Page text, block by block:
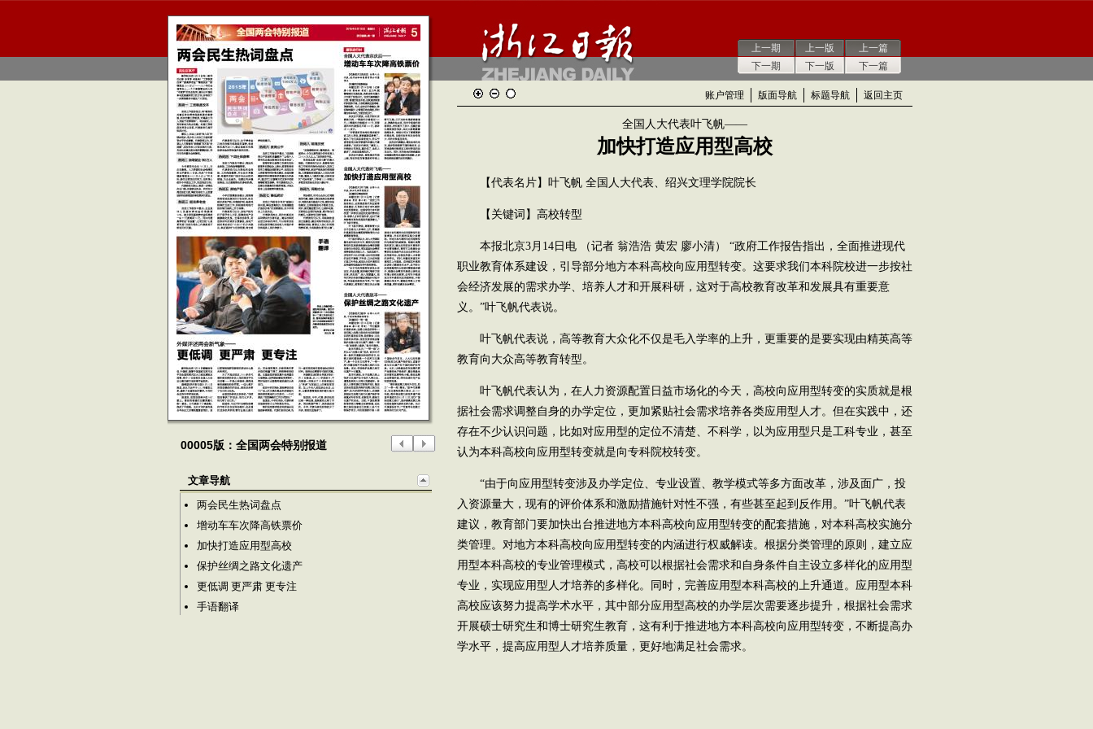
上一期
下一期
上一版
下一版
上一篇
下一篇
00005版：全国两会特别报道
文章导航
两会民生热词盘点
增动车车次降高铁票价
加快打造应用型高校
保护丝绸之路文化遗产
更低调 更严肃 更专注
手语翻译
账户管理 版面导航 标题导航 返回主页
全国人大代表叶飞帆——
加快打造应用型高校
【代表名片】叶飞帆 全国人大代表、绍兴文理学院院长
【关键词】高校转型
本报北京3月14日电 （记者 翁浩浩 黄宏 廖小清） “政府工作报告指出，全面推进现代
职业教育体系建设，引导部分地方本科高校向应用型转变。这要求我们本科院校进一步按社
会经济发展的需求办学、培养人才和开展科研，这对于高校教育改革和发展具有重要意
义。”叶飞帆代表说。
叶飞帆代表说，高等教育大众化不仅是毛入学率的上升，更重要的是要实现由精英高等
教育向大众高等教育转型。
叶飞帆代表认为，在人力资源配置日益市场化的今天，高校向应用型转变的实质就是根
据社会需求调整自身的办学定位，更加紧贴社会需求培养各类应用型人才。但在实践中，还
存在不少认识问题，比如对应用型的定位不清楚、不科学，以为应用型只是工科专业，甚至
认为本科高校向应用型转变就是向专科院校转变。
“由于向应用型转变涉及办学定位、专业设置、教学模式等多方面改革，涉及面广，投
入资源量大，现有的评价体系和激励措施针对性不强，有些甚至起到反作用。”叶飞帆代表
建议，教育部门要加快出台推进地方本科高校向应用型转变的配套措施，对本科高校实施分
类管理。对地方本科高校向应用型转变的内涵进行权威解读。根据分类管理的原则，建立应
用型本科高校的专业管理模式，高校可以根据社会需求和自身条件自主设立多样化的应用型
专业，实现应用型人才培养的多样化。同时，完善应用型本科高校的上升通道。应用型本科
高校应该努力提高学术水平，其中部分应用型高校的办学层次需要逐步提升，根据社会需求
开展硕士研究生和博士研究生教育，这有利于推进地方本科高校向应用型转变，不断提高办
学水平，提高应用型人才培养质量，更好地满足社会需求。